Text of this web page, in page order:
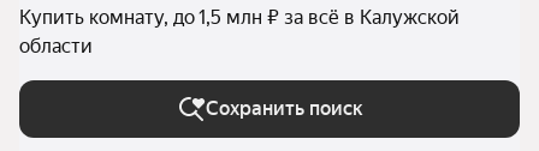
Купить комнату, до 1,5 млн ₽ за всё в Калужской
области
Сохранить поиск